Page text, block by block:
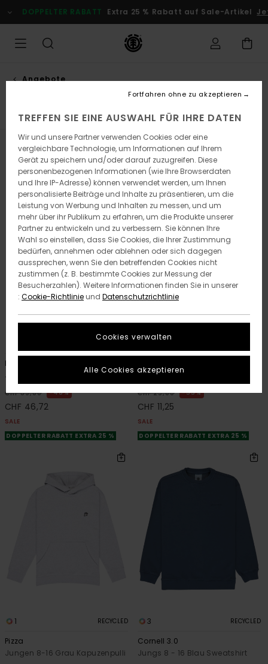
zur
Produkt
springen
DOPPELTER RABATT Extra 25 % Rabatt auf Sale-Artikel
Angebote
Filtern & Sortieren 118Ergebnisse
Direkt
Filterkriterien
springen
Überspringen
filtern
nach
Big Carpenter Denim Y
Jungen 8-16 Blau Arbeitshose
CHF 89,00 48%
CHF 46,72
SALE
DOPPELTER RABATT EXTRA 25 %
Jungen 8-16 Grau T-Shirt
CHF 25,00 55%
CHF 11,25
SALE
DOPPELTER RABATT EXTRA 25 %
1 RECYCLED
Pizza
Jungen 8-16 Grau Kapuzenpulli
3 RECYCLED
Cornell 3.0
Jungs 8 - 16 Blau Sweatshirt
TREFFEN SIE EINE AUSWAHL FÜR IHRE DATEN
Wir und unsere Partner verwenden Cookies oder eine
vergleichbare Technologie, um Informationen auf Ihrem
Gerät zu speichern und/oder darauf zuzugreifen. Diese
personenbezogenen Informationen (wie Ihre Browserdaten
und Ihre IP-Adresse) können verwendet werden, um Ihnen
personalisierte Beiträge und Inhalte zu präsentieren, um die
Leistung von Werbung und Inhalten zu messen, und um
mehr über ihr Publikum zu erfahren, um die Produkte unserer
Partner zu entwickeln und zu verbessern. Sie können Ihre
Wahl so einstellen, dass Sie Cookies, die Ihrer Zustimmung
bedürfen, annehmen oder ablehnen oder sich dagegen
aussprechen, wenn Sie den betreffenden Cookies nicht
zustimmen (z. B. bestimmte Cookies zur Messung der
Besucherzahlen). Weitere Informationen finden Sie in unserer
: Cookie-Richtlinieund Datenschutzrichtlinie
Cookies verwalten
Fortfahren ohne zu akzeptieren
Alle Cookies akzeptieren